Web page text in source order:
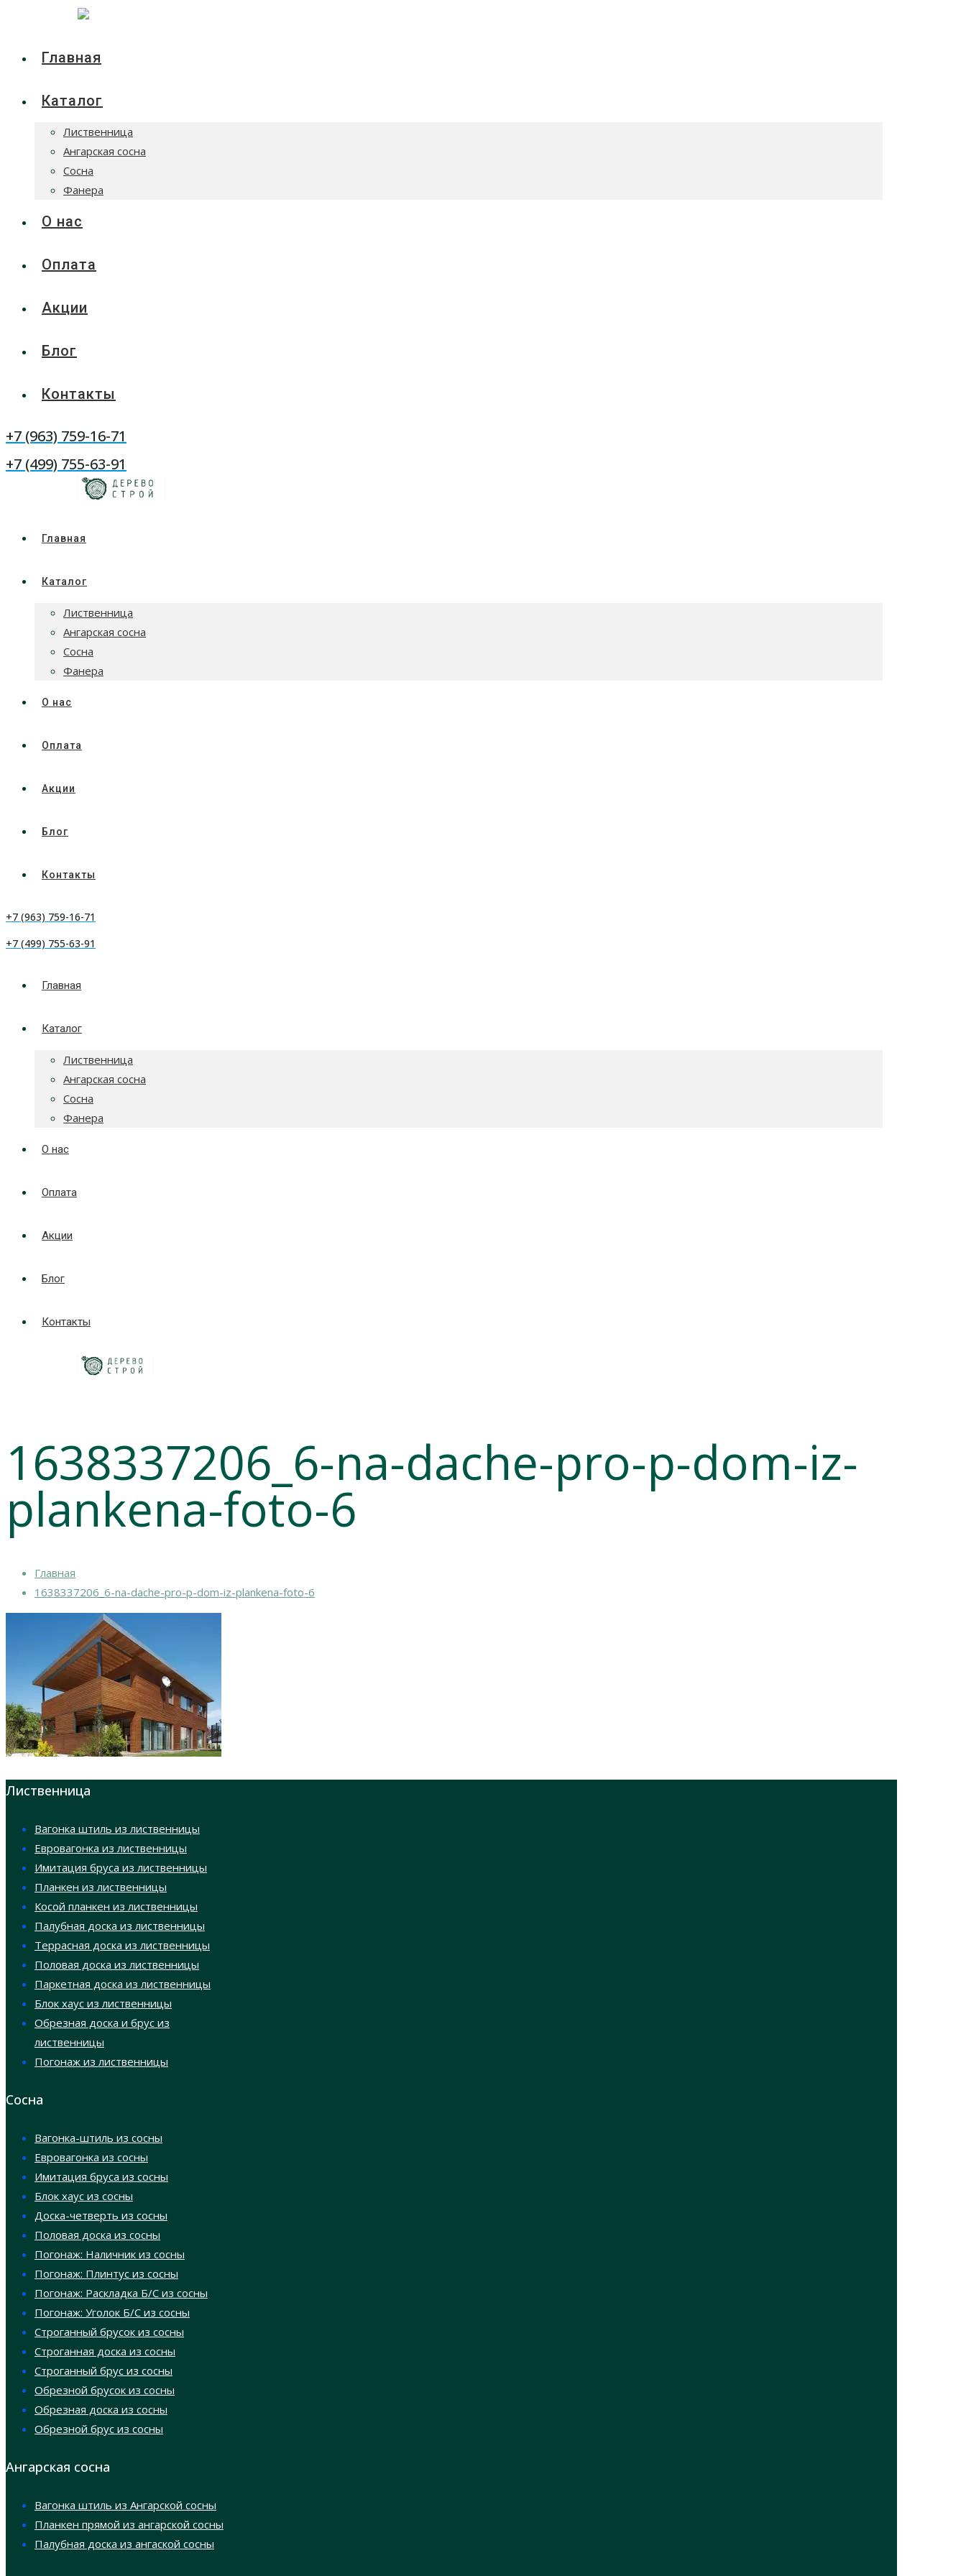
Главная
Каталог
Лиственница
Ангарская сосна
Сосна
Фанера
О нас
Оплата
Акции
Блог
Контакты
Telegram
WhatsApp
+7 (963) 759-16-71
+7 (499) 755-63-91
Главная
Каталог
Лиственница
Ангарская сосна
Сосна
Фанера
О нас
Оплата
Акции
Блог
Контакты
+7 (963) 759-16-71
+7 (499) 755-63-91
Главная
Каталог
Лиственница
Ангарская сосна
Сосна
Фанера
О нас
Оплата
Акции
Блог
Контакты
1638337206_6-na-dache-pro-p-dom-iz-
plankena-foto-6
Главная
1638337206_6-na-dache-pro-p-dom-iz-plankena-foto-6
Лиственница
Вагонка штиль из лиственницы
Евровагонка из лиственницы
Имитация бруса из лиственницы
Планкен из лиственницы
Косой планкен из лиственницы
Палубная доска из лиственницы
Террасная доска из лиственницы
Половая доска из лиственницы
Паркетная доска из лиственницы
Блок хаус из лиственницы
Обрезная доска и брус из
лиственницы
Погонаж из лиственницы
Сосна
Вагонка-штиль из сосны
Евровагонка из сосны
Имитация бруса из сосны
Блок хаус из сосны
Доска-четверть из сосны
Половая доска из сосны
Погонаж: Наличник из сосны
Погонаж: Плинтус из сосны
Погонаж: Раскладка Б/С из сосны
Погонаж: Уголок Б/С из сосны
Строганный брусок из сосны
Строганная доска из сосны
Строганный брус из сосны
Обрезной брусок из сосны
Обрезная доска из сосны
Обрезной брус из сосны
Ангарская сосна
Вагонка штиль из Ангарской сосны
Планкен прямой из ангарской сосны
Палубная доска из ангаской сосны